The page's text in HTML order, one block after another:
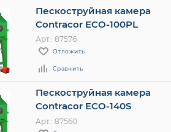
Пескоструйная камера
Contracor ECO-100PL
Арт.: 87576
Отложить
Сравнить
Пескоструйная камера
Contracor ECO-140S
Арт.: 87560